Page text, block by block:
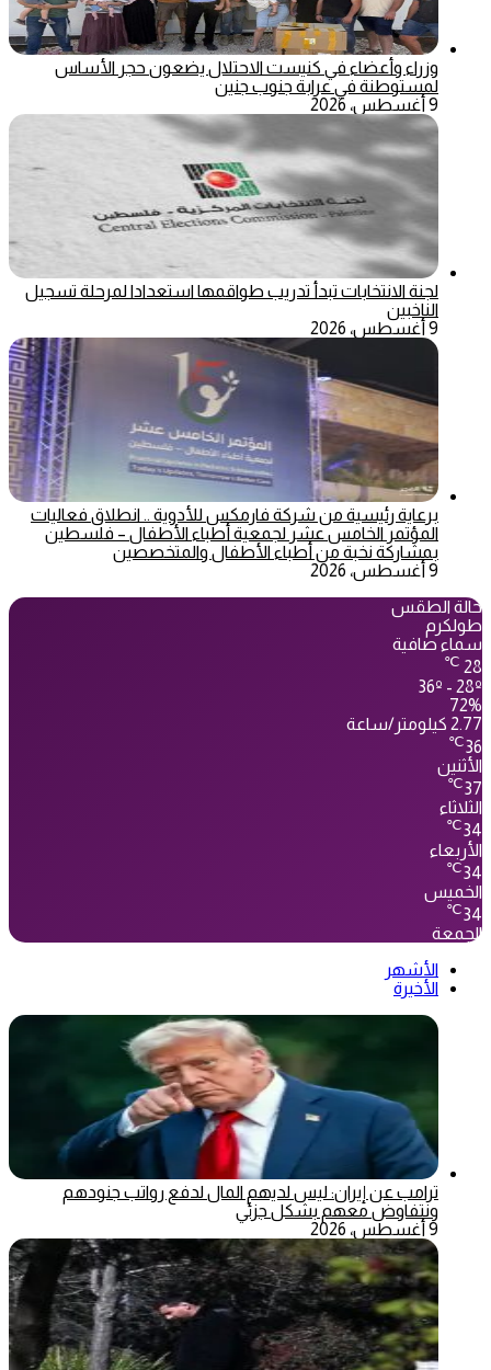
وزراء وأعضاء في كنيست الاحتلال يضعون حجر الأساس
لمستوطنة في عرابة جنوب جنين
9 أغسطس، 2026
لجنة الانتخابات تبدأ تدريب طواقمها استعدادا لمرحلة تسجيل
الناخبين
9 أغسطس، 2026
برعاية رئيسية من شركة فارمكس للأدوية .. انطلاق فعاليات
المؤتمر الخامس عشر لجمعية أطباء الأطفال – فلسطين
بمشاركة نخبة من أطباء الأطفال والمتخصصين
9 أغسطس، 2026
حالة الطقس
طولكرم
سماء صافية
28
℃
36º - 28º
72%
2.77 كيلومتر/ساعة
36
℃
الأثنين
37
℃
الثلاثاء
34
℃
الأربعاء
34
℃
الخميس
34
℃
الجمعة
الأشهر
الأخيرة
ترامب عن إيران: ليس لديهم المال لدفع رواتب جنودهم
ونتفاوض معهم بشكل جزئي
9 أغسطس، 2026